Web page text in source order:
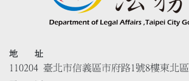
地 址
110204 臺北市信義區市府路1號8樓東北區